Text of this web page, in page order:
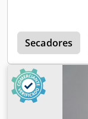
Secadores